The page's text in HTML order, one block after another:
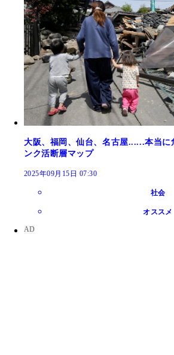
大阪、福岡、仙台、名古屋......本当に
ンク活断層マップ
2025年09月15日 07:30
社会
オススメ